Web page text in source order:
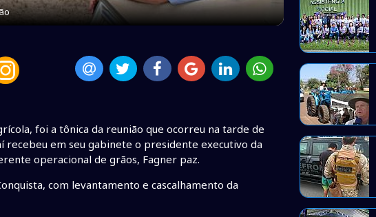
foi a tônica da reunião que ocorreu na tarde de
em seu gabinete o presidente executivo da
operacional de grãos, Fagner paz.
com levantamento e cascalhamento da